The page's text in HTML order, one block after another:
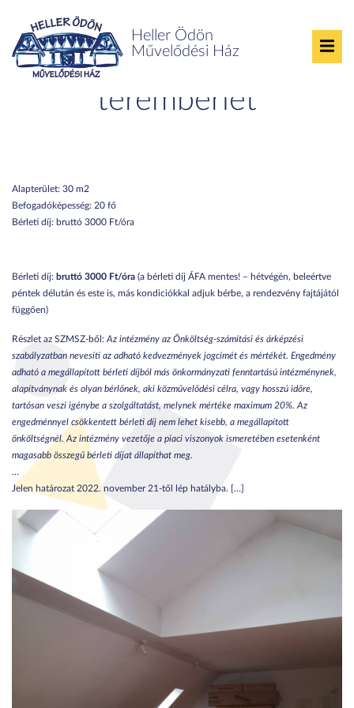
Heller Ödön
Művelődési Ház
Emeleti foglalkoztató
terembérlet
Alapterület: 30 m2
Befogadóképesség: 20 fő
Bérleti díj: bruttó 3000 Ft/óra
Bérleti díj: bruttó 3000 Ft/óra (a bérleti díj ÁFA mentes! – hétvégén, beleértve
péntek délután és este is, más kondiciókkal adjuk bérbe, a rendezvény fajtájától
függően)
Részlet az SZMSZ-ből: Az intézmény az Önköltség-számítási és árképzési
szabályzatban nevesíti az adható kedvezmények jogcímét és mértékét. Engedmény
adható a megállapított bérleti díjból más önkormányzati fenntartású intézménynek,
alapítványnak és olyan bérlőnek, aki közművelődési célra, vagy hosszú időre,
tartósan veszi igénybe a szolgáltatást, melynek mértéke maximum 20%. Az
engedménnyel csökkentett bérleti díj nem lehet kisebb, a megállapított
önköltségnél. Az intézmény vezetője a piaci viszonyok ismeretében esetenként
magasabb összegű bérleti díjat állapíthat meg.
…
Jelen határozat 2022. november 21-től lép hatályba. […]